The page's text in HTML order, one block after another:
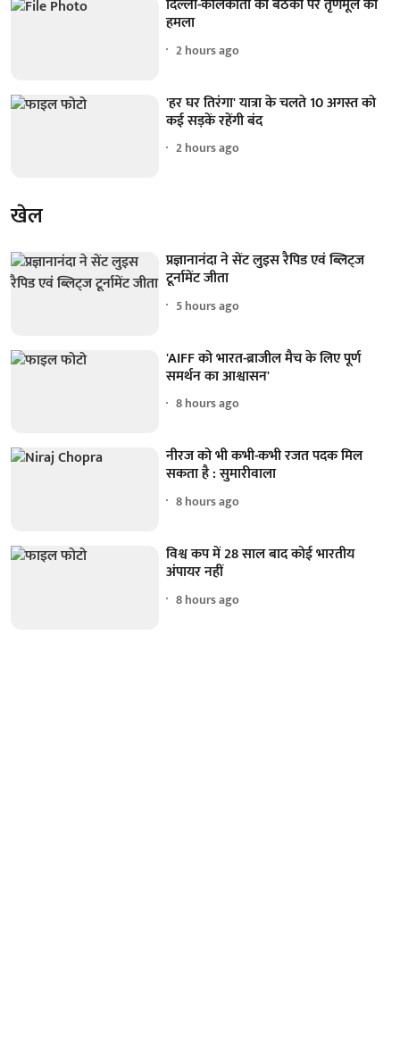
दिल्ली-कोलकाता की बैठकों पर तृणमूल का
हमला
2 hours ago
'हर घर तिरंगा' यात्रा के चलते 10 अगस्त को
कई सड़कें रहेंगी बंद
2 hours ago
खेल
प्रज्ञानानंदा ने सेंट लुइस रैपिड एवं ब्लिट्ज
टूर्नामेंट जीता
5 hours ago
'AIFF को भारत-ब्राजील मैच के लिए पूर्ण
समर्थन का आश्वासन'
8 hours ago
नीरज को भी कभी-कभी रजत पदक मिल
सकता है : सुमारीवाला
8 hours ago
विश्व कप में 28 साल बाद कोई भारतीय
अंपायर नहीं
8 hours ago